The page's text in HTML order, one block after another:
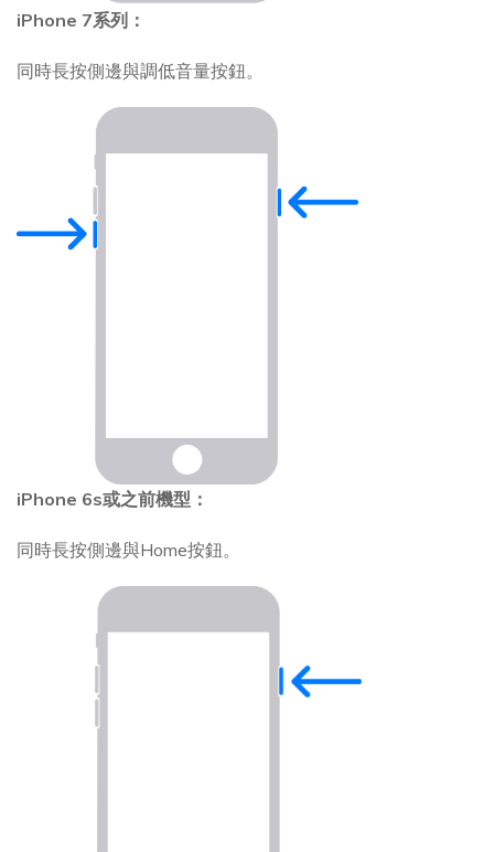
iPhone 7系列：
同時長按側邊與調低音量按鈕。
iPhone 6s或之前機型：
同時長按側邊與Home按鈕。